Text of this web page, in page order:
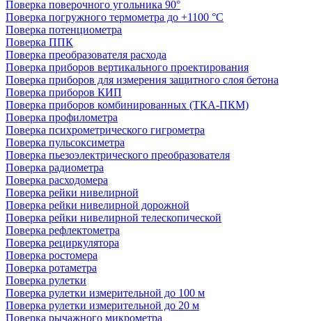
Поверка поверочного угольника 90°
Поверка погружного термометра до +1100 °С
Поверка потенциометра
Поверка ППК
Поверка преобразователя расхода
Поверка приборов вертикального проектирования
Поверка приборов для измерения защитного слоя бетона
Поверка приборов КИП
Поверка приборов комбинированных (ТКА-ПКМ)
Поверка профилометра
Поверка психрометрического гигрометра
Поверка пульсоксиметра
Поверка пьезоэлектрического преобразователя
Поверка радиометра
Поверка расходомера
Поверка рейки нивелирной
Поверка рейки нивелирной дорожной
Поверка рейки нивелирной телескопической
Поверка рефлектометра
Поверка рециркулятора
Поверка ростомера
Поверка ротаметра
Поверка рулетки
Поверка рулетки измерительной до 100 м
Поверка рулетки измерительной до 20 м
Поверка рычажного микрометра